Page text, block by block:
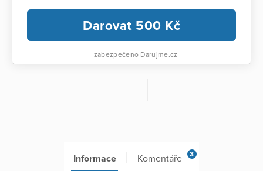
Darovat 500 Kč
zabezpečeno Darujme.cz
Informace Komentáře 3